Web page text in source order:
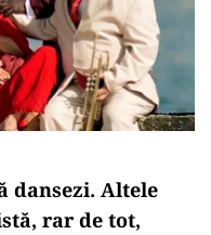
dansezi. Altele
rar de tot,